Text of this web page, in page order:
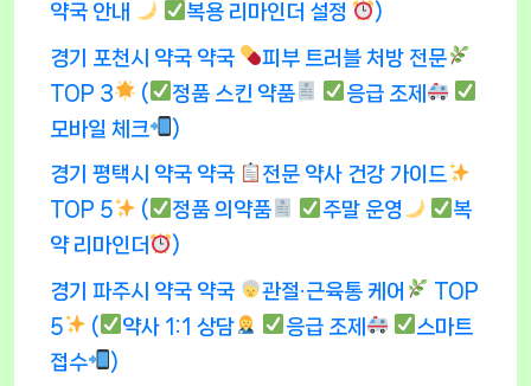
약국 안내
복용 리마인더 설정 )
경기 포천시 약국 약국
피부 트러블 처방 전문
TOP 3
( 정품 스킨 약품
응급 조제
모바일 체크
)
경기 평택시 약국 약국
전문 약사 건강 가이드
TOP 5
( 정품 의약품 주말 운영
복
약 리마인더
)
경기 파주시 약국 약국 관절·근육통 케어
TOP
5
( 약사 1:1 상담 응급 조제
스마트
접수
)